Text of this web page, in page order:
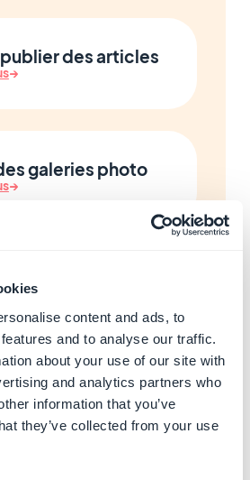
content and ads, to
and to analyse our traffic.
about your use of our site with
and analytics partners who
information that you’ve
they’ve collected from your use
des articles
→
galeries photo
→
cartes et des
→
et les